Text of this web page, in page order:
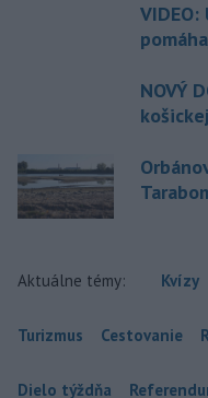
NOVÝ
Aktuálne témy: Kvízy
Turizmus Cestovanie
Dielo týždňa